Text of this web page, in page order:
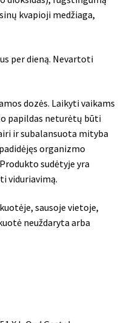
kvapioji medžiaga,
per dieną. Nevartoti
dozės. Laikyti vaikams
papildas neturėtų būti
ir subalansuota mityba
organizmo
sudėtyje yra
viduriavimą.
sausoje vietoje,
neuždaryta arba